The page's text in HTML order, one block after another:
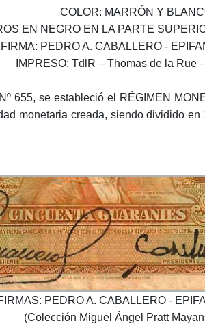
COLOR: MARRÓN Y
EN NEGRO EN LA PARTE
FIRMA: PEDRO A. CABALLERO -
IMPRESO: TdlR – Thomas de la Rue
655, se estableció el RÉGIMEN
monetaria creada, siendo dividido
PEDRO A. CABALLERO -
(Colección Miguel Ángel Pratt